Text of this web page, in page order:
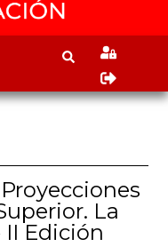
La
Edición